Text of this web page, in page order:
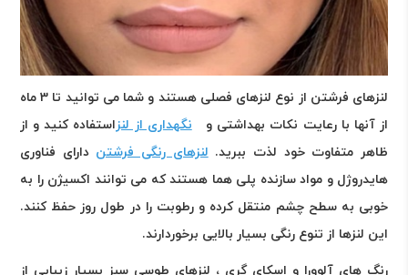
لنزهای فرشتن از نوع لنزهای فصلی هستند و شما می توانید تا 3 ماه
از آنها با رعایت نکات بهداشتی و
نگهداری از لنزاستفاده کنید و از
ظاهر متفاوت خود لذت ببرید.لنزهای رنگی فرشتن دارای فناوری
هایدروژل و مواد سازنده پلی هما هستند که می توانند اکسیژن را به
خوبی به سطح چشم منتقل کرده و رطوبت را در طول روز حفظ کنند.
این لنزها از تنوع رنگی بسیار بالایی برخوردارند.
رنگ های آلوورا و اسکای گری ، لنزهای طوسی سبز بسیار زیبایی از